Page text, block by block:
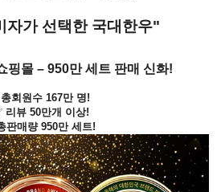
자가 선택한 국대한우"
핑몰 – 950만 세트 판매 신화!
총회원수 167만 명!
리뷰 50만개 이상!
판매량 950만 세트!